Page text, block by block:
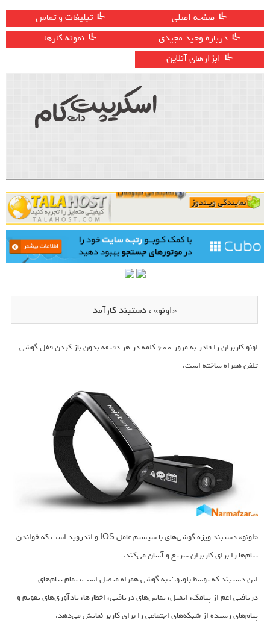
صفحه اصلی
تبلیغات و تماس
درباره وحید مجیدی
نمونه کارها
ابزارهای آنلاین
«اونو» ، دستبند کارآمد
اونو کاربران را قادر به مرور ۶۰۰ کلمه در هر دقیقه بدون باز کردن قفل گوشی
تلفن همراه ساخته است.
«اونو» دستبند ویژه گوشی‌های با سیستم عامل IOS و اندروید است که خواندن
پیام‌ها را برای کاربران سریع و آسان می‌کند.
این دستبند که توسط بلوتوث به گوشی همراه متصل است، تمام پیام‌های
دریافتی اعم از پیامک، ایمیل، تماس‌های دریافتی، اخطارها، یادآوری‌های تقویم و
پیام‌های رسیده از شبکه‌های اجتماعی را برای کاربر نمایش می‌دهد.